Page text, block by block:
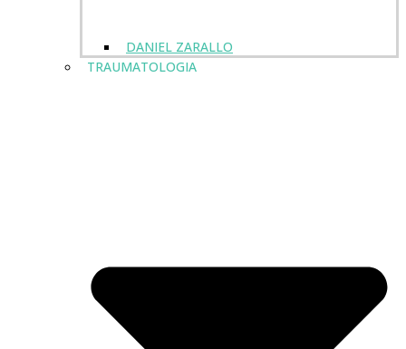
DANIEL ZARALLO
TRAUMATOLOGIA